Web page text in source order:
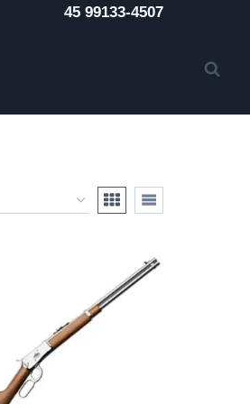
45 99133-4507